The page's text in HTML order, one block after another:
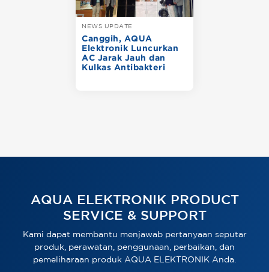
NEWS UPDATE
Canggih, AQUA
Elektronik Luncurkan
AC Jarak Jauh dan
Kulkas Antibakteri
AQUA ELEKTRONIK PRODUCT
SERVICE & SUPPORT
Kami dapat membantu menjawab pertanyaan seputar
produk, perawatan, penggunaan, perbaikan, dan
pemeliharaan produk AQUA ELEKTRONIK Anda.